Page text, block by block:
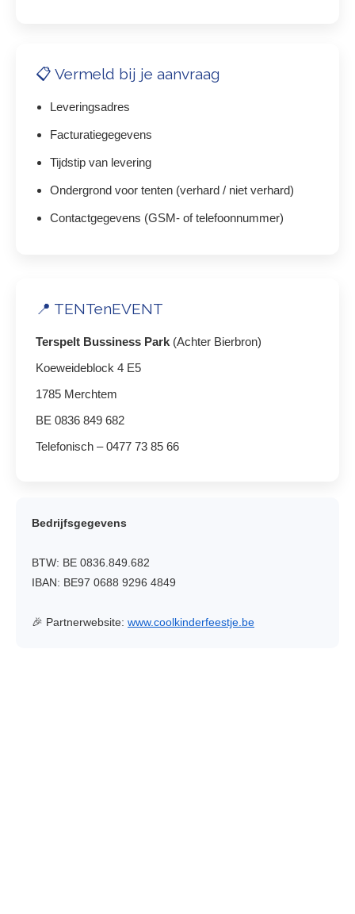
📋 Vermeld bij je aanvraag
Leveringsadres
Facturatiegegevens
Tijdstip van levering
Ondergrond voor tenten (verhard / niet verhard)
Contactgegevens (GSM- of telefoonnummer)
📍 TENTenEVENT
Terspelt Bussiness Park (Achter Bierbron)
Koeweideblock 4 E5
1785 Merchtem
BE 0836 849 682
Telefonisch – 0477 73 85 66
Bedrijfsgegevens
BTW: BE 0836.849.682
IBAN: BE97 0688 9296 4849
🎉 Partnerwebsite: www.coolkinderfeestje.be